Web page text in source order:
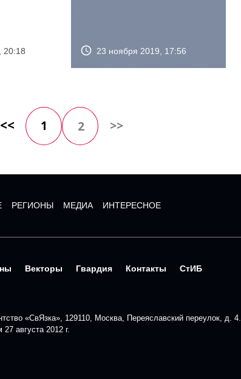
20:18 23 ноября 2019, 17:56
<< 1 2 >>
РЕГИОНЫ МЕДИА ИНТЕРЕСНОЕ
Векторы Гвардия Контакты СтИБ
«СвЯзка», 129110, Москва, Переяславский переулок, д. 4.
августа 2012 г.